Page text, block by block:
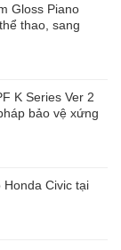
Gloss Piano
thao, sang
K Series Ver 2
bảo vệ xứng
Honda Civic tại